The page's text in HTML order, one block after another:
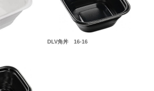
DLV角丼 16-16